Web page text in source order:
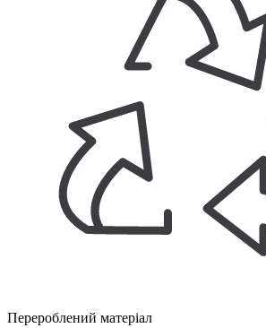
Перероблений матеріал